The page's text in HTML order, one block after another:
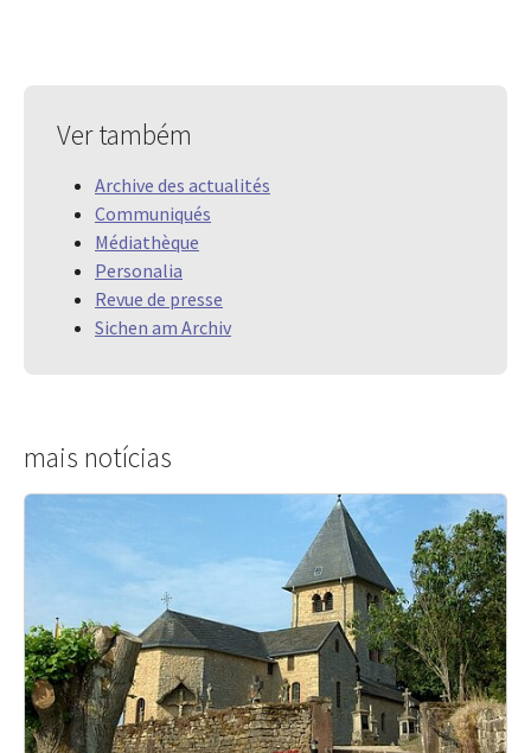
Ver também
Archive des actualités
Communiqués
Médiathèque
Personalia
Revue de presse
Sichen am Archiv
mais notícias